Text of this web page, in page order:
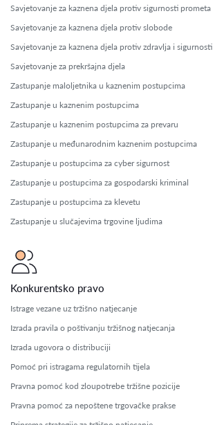
Savjetovanje za kaznena djela protiv sigurnosti prometa
Savjetovanje za kaznena djela protiv slobode
Savjetovanje za kaznena djela protiv zdravlja i sigurnosti
Savjetovanje za prekršajna djela
Zastupanje maloljetnika u kaznenim postupcima
Zastupanje u kaznenim postupcima
Zastupanje u kaznenim postupcima za prevaru
Zastupanje u međunarodnim kaznenim postupcima
Zastupanje u postupcima za cyber sigurnost
Zastupanje u postupcima za gospodarski kriminal
Zastupanje u postupcima za klevetu
Zastupanje u slučajevima trgovine ljudima
Konkurentsko pravo
Istrage vezane uz tržišno natjecanje
Izrada pravila o poštivanju tržišnog natjecanja
Izrada ugovora o distribuciji
Pomoć pri istragama regulatornih tijela
Pravna pomoć kod zloupotrebe tržišne pozicije
Pravna pomoć za nepoštene trgovačke prakse